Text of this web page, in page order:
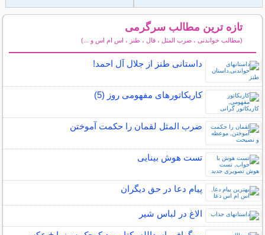
تازه ترین مطالب سرگرمی
(مطالب خواندنی ، ضرب المثل ، فال ، طنز ، اس ام اس و ...)
داستانی طنز از جلال آل احمد!
کاریکاتورهای مفهومی روز (5)
ضرب المثل لقمان را حکمت آموختن
تست هوش بینایی
پیام دعا در حق دیگران
الاغ در لباس شیر